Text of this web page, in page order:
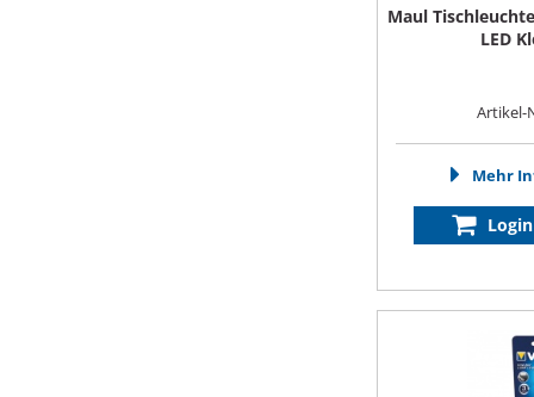
Maul
LED
Artikel-
Mehr